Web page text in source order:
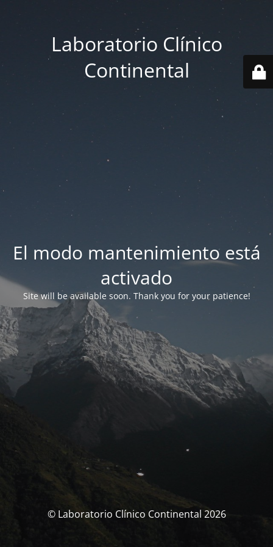
Laboratorio Clínico
Continental
El modo mantenimiento está
activado
Site will be available soon. Thank you for your patience!
© Laboratorio Clínico Continental 2026